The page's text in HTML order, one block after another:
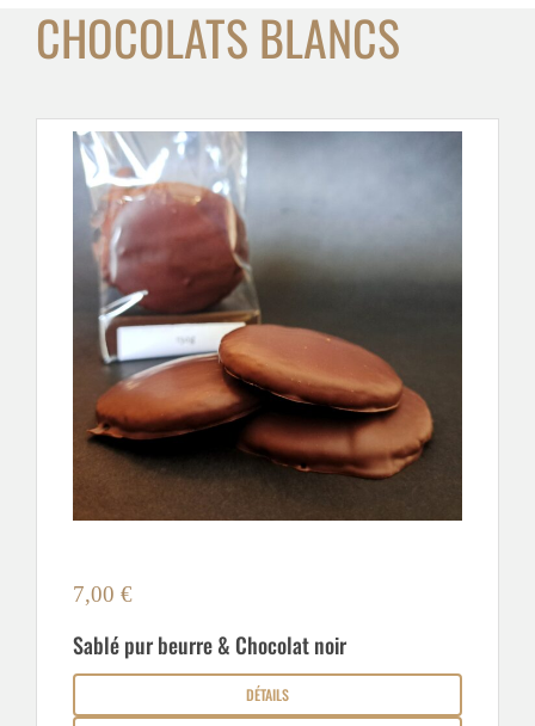
CHOCOLATS BLANCS
7,00 €
Sablé pur beurre & Chocolat noir
DÉTAILS